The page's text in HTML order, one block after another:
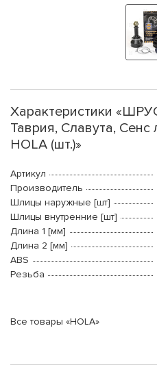
Характеристики
Таврия, Славута,
HOLA (шт.)»
Артикул
Производитель
Шлицы наружные [шт]
Шлицы внутренние [шт]
Длина 1 [мм]
Длина 2 [мм]
ABS
Резьба
Все товары «HOLA»